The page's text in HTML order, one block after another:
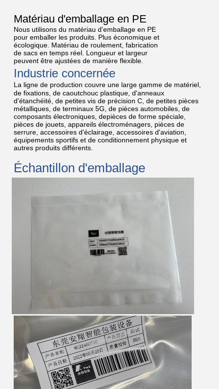
Matériau d'emballage en PE
Nous utilisons du matériau d'emballage en PE
pour emballer les produits. Plus économique et
écologique. Matériau de roulement, fabrication
de sacs en temps réel. Longueur et largeur
peuvent être ajustées de manière flexible.
Industrie concernée
La ligne de production couvre une large gamme de matériel,
de fixations, de caoutchouc plastique, d'anneaux
d'étanchéité, de petites vis de précision C, de petites pièces
métalliques, de terminaux 5G, de pièces automobiles, de
composants électroniques, depièces de forme spéciale,
pièces de jouets, appareils électroménagers, pièces de
serrure, accessoires d'éclairage, accessoires d'aviation,
équipements sportifs et de conditionnement physique et
autres produits différents.
Échantillon d'emballage